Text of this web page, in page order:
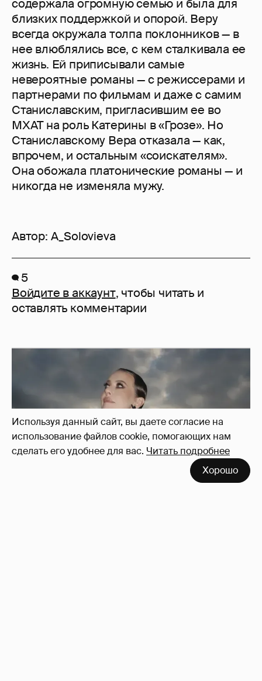
Используя данный сайт, вы даете согласие на
использование файлов cookie, помогающих нам
сделать его удобнее для вас. Читать подробнее
Хорошо
содержала огромную семью и была для
близких поддержкой и опорой. Веру
всегда окружала толпа поклонников — в
нее влюблялись все, с кем сталкивала ее
жизнь. Ей приписывали самые
невероятные романы — с режиссерами и
партнерами по фильмам и даже с самим
Станиславским, пригласившим ее во
МХАТ на роль Катерины в «Грозе». Но
Станиславскому Вера отказала — как,
впрочем, и остальным «соискателям».
Она обожала платонические романы — и
никогда не изменяла мужу.
Автор: A_Solovieva
5
Войдите в аккаунт, чтобы читать и
оставлять комментарии